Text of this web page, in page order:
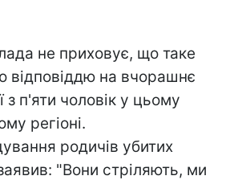
не приховує, що таке
відповіддю на вчорашнє
з п'яти чоловік у цьому
регіоні.
родичів убитих
"Вони стріляють, ми